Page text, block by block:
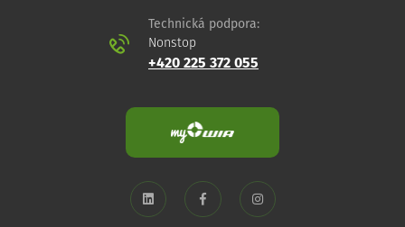
Technická podpora:
Nonstop
+420 225 372 055